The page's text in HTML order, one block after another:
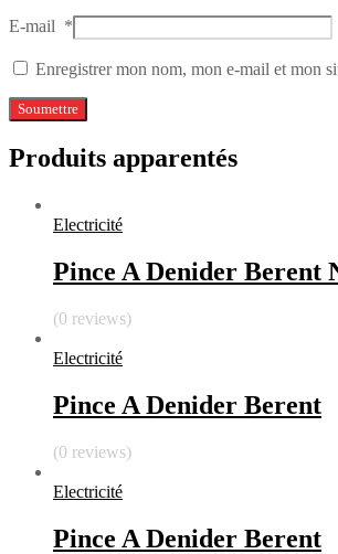
E-mail *
Enregistrer mon nom, mon e-mail et mon
Produits apparentés
Electricité
Pince A Denider Berent
(0 reviews)
Electricité
Pince A Denider Berent
(0 reviews)
Electricité
Pince A Denider Berent